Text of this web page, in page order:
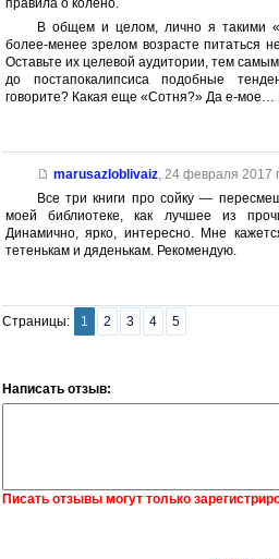
правила о колено.
В общем и целом, лично я такими
более-менее зрелом возрасте питаться
Оставьте их целевой аудитории, тем
до постапокалипсиса подобные
говорите? Какая еще «Сотня?» Да е-мое…
marusazloblivaiz, 24 февраля 2017
Все три книги про сойку —
моей библиотеке, как лучшее из
Динамично, ярко, интересно. Мне
тетенькам и дяденькам. Рекомендую.
Страницы: 1 2 3 4 5
Написать отзыв:
Писать отзывы могут только